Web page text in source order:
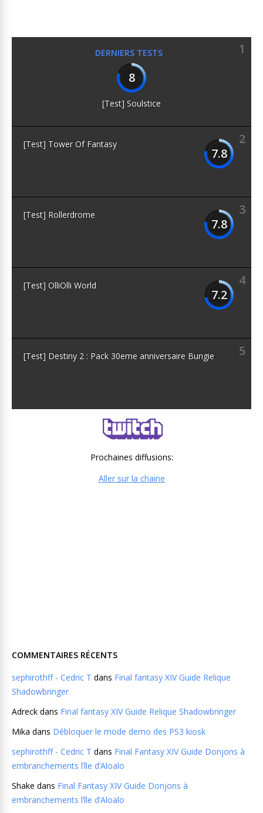
DERNIERS TESTS
1
8
[Test] Soulstice
2
7.8
[Test] Tower Of Fantasy
3
7.8
[Test] Rollerdrome
4
7.2
[Test] OlliOlli World
5
[Test] Destiny 2 : Pack 30eme anniversaire Bungie
Prochaines diffusions:
Aller sur la chaine
COMMENTAIRES RÉCENTS
sephirothff - Cedric T dans Final fantasy XIV Guide Relique
Shadowbringer
Adreck dans Final fantasy XIV Guide Relique Shadowbringer
Mika dans Débloquer le mode demo des PS3 kiosk
sephirothff - Cedric T dans Final Fantasy XIV Guide Donjons à
embranchements l’île d’Aloalo
Shake dans Final Fantasy XIV Guide Donjons à
embranchements l’île d’Aloalo